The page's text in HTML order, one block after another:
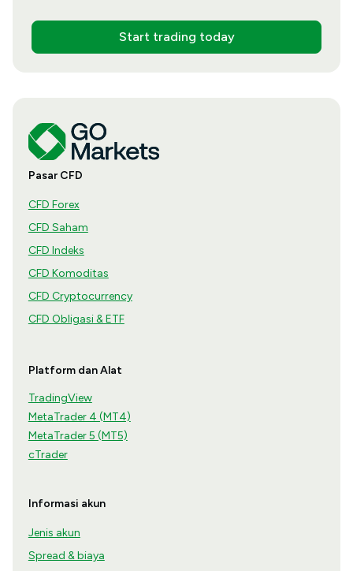
Start trading today
Pasar CFD
CFD Forex
CFD Saham
CFD Indeks
CFD Komoditas
CFD Cryptocurrency
CFD Obligasi & ETF
Platform dan Alat
TradingView
MetaTrader 4 (MT4)
MetaTrader 5 (MT5)
cTrader
Informasi akun
Jenis akun
Spread & biaya